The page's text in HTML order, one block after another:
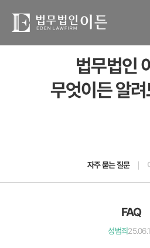
법무법인
무엇이든 알
자주 묻는 질문
FAQ
성범죄